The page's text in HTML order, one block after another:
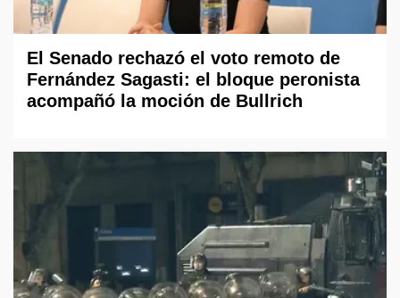
El Senado rechazó el voto remoto de
Fernández Sagasti: el bloque peronista
acompañó la moción de Bullrich